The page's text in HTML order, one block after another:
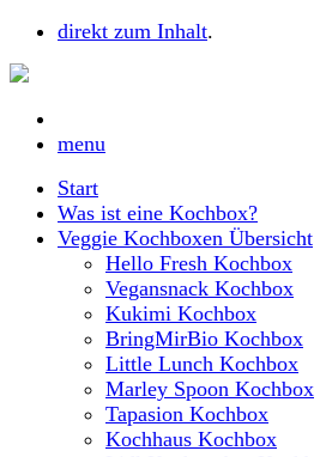
direkt zum Inhalt.
menu
Start
Was ist eine Kochbox?
Veggie Kochboxen Übersicht
Hello Fresh Kochbox
Vegansnack Kochbox
Kukimi Kochbox
BringMirBio Kochbox
Little Lunch Kochbox
Marley Spoon Kochbox
Tapasion Kochbox
Kochhaus Kochbox